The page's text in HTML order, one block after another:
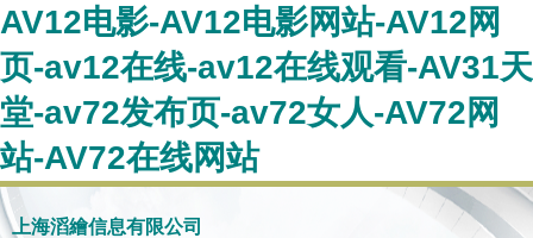
AV12电影-AV12电影网站-AV12网
页-av12在线-av12在线观看-AV31天
堂-av72发布页-av72女人-AV72网
站-AV72在线网站
上海滔繪信息有限公司